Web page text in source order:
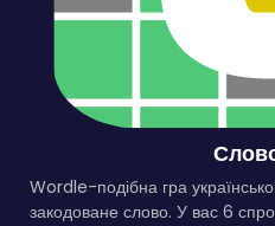
Wordle-подібна гра
закодоване слово. У вас 6